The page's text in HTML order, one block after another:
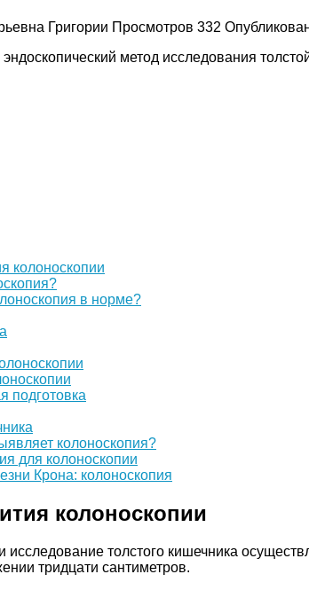
Григории Просмотров 332
метод исследования
колоноскопии
в норме?
подготовка
колоноскопия?
для колоноскопии
Крона: колоноскопия
колоноскопии
толстого кишечника
тридцати сантиметров.